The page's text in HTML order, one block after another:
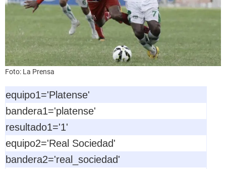
Foto: La Prensa
equipo1='Platense'
bandera1='platense'
resultado1='1'
equipo2='Real Sociedad'
bandera2='real_sociedad'